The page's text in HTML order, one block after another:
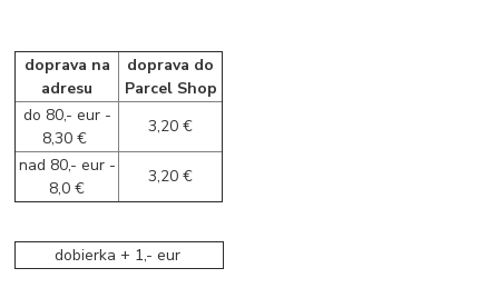
doprava na
adresu
doprava do
Parcel Shop
do 80,- eur -
8,30 €
3,20 €
nad 80,- eur -
8,0 €
3,20 €
dobierka + 1,- eur